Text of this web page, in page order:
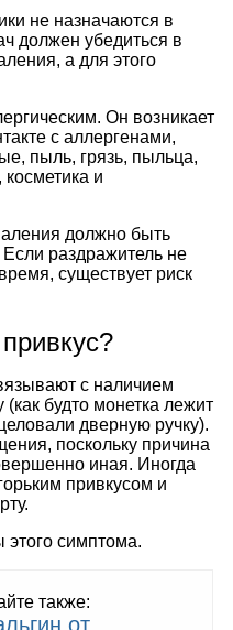
не назначаются в
должен убедиться в
а для этого
Он возникает
с аллергенами,
пыль, грязь, пыльца,
и
должно быть
раздражитель не
существует риск
с наличием
будто монетка лежит
дверную ручку).
поскольку причина
иная. Иногда
привкусом и
симптома.
также:
от